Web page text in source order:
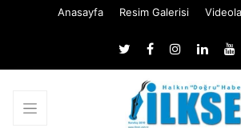
Anasayfa Resim Galerisi